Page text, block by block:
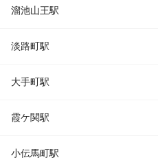
溜池山王駅
淡路町駅
大手町駅
霞ケ関駅
小伝馬町駅